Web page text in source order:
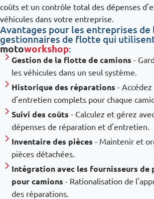
coûts et un contrôle total des dépenses
véhicules dans votre entreprise.
Avantages pour les entreprises
gestionnaires de flotte qui
motoworkshop:
Gestion de la flotte de camions -
les véhicules dans un seul système.
Historique des réparations -
d'entretien complets pour chaque
Suivi des coûts - Calculez et gérez
dépenses de réparation et d'entretien.
Inventaire des pièces - Maintenir et
pièces détachées.
Intégration avec les fournisseurs de
pour camions - Rationalisation de
des réparations.